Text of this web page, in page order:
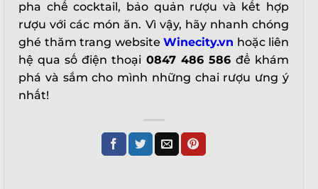
pha chế cocktail, bảo quản rượu và kết hợp
rượu với các món ăn. Vì vậy, hãy nhanh chóng
ghé thăm trang website Winecity.vn hoặc liên
hệ qua số điện thoại 0847 486 586 để khám
phá và sắm cho mình những chai rượu ưng ý
nhất!